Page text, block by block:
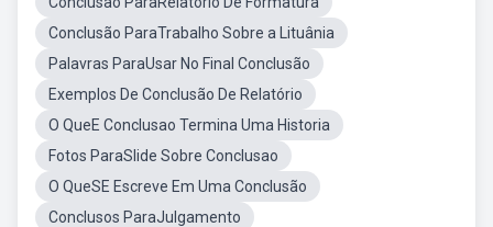
Conclusão ParaTrabalho Sobre a Lituânia
Palavras ParaUsar No Final Conclusão
Exemplos De Conclusão De Relatório
O QueE Conclusao Termina Uma Historia
Fotos ParaSlide Sobre Conclusao
O QueSE Escreve Em Uma Conclusão
Conclusos ParaJulgamento